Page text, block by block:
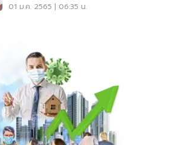
01 ม.ค. 2565 | 06:35 น.